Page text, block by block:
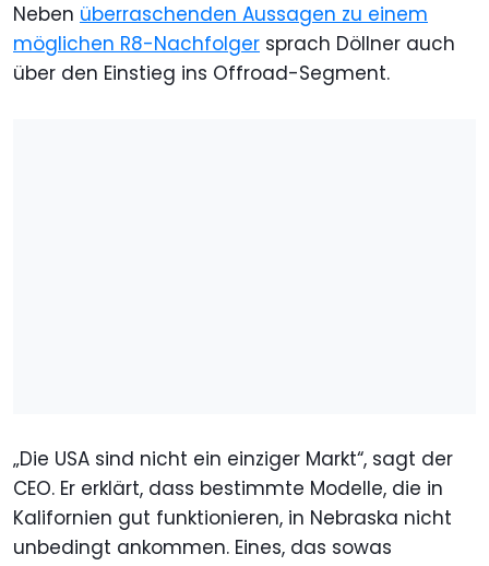
Neben überraschenden Aussagen zu einem
möglichen R8-Nachfolger sprach Döllner auch
über den Einstieg ins Offroad-Segment.
„Die USA sind nicht ein einziger Markt“, sagt der
CEO. Er erklärt, dass bestimmte Modelle, die in
Kalifornien gut funktionieren, in Nebraska nicht
unbedingt ankommen. Eines, das sowas